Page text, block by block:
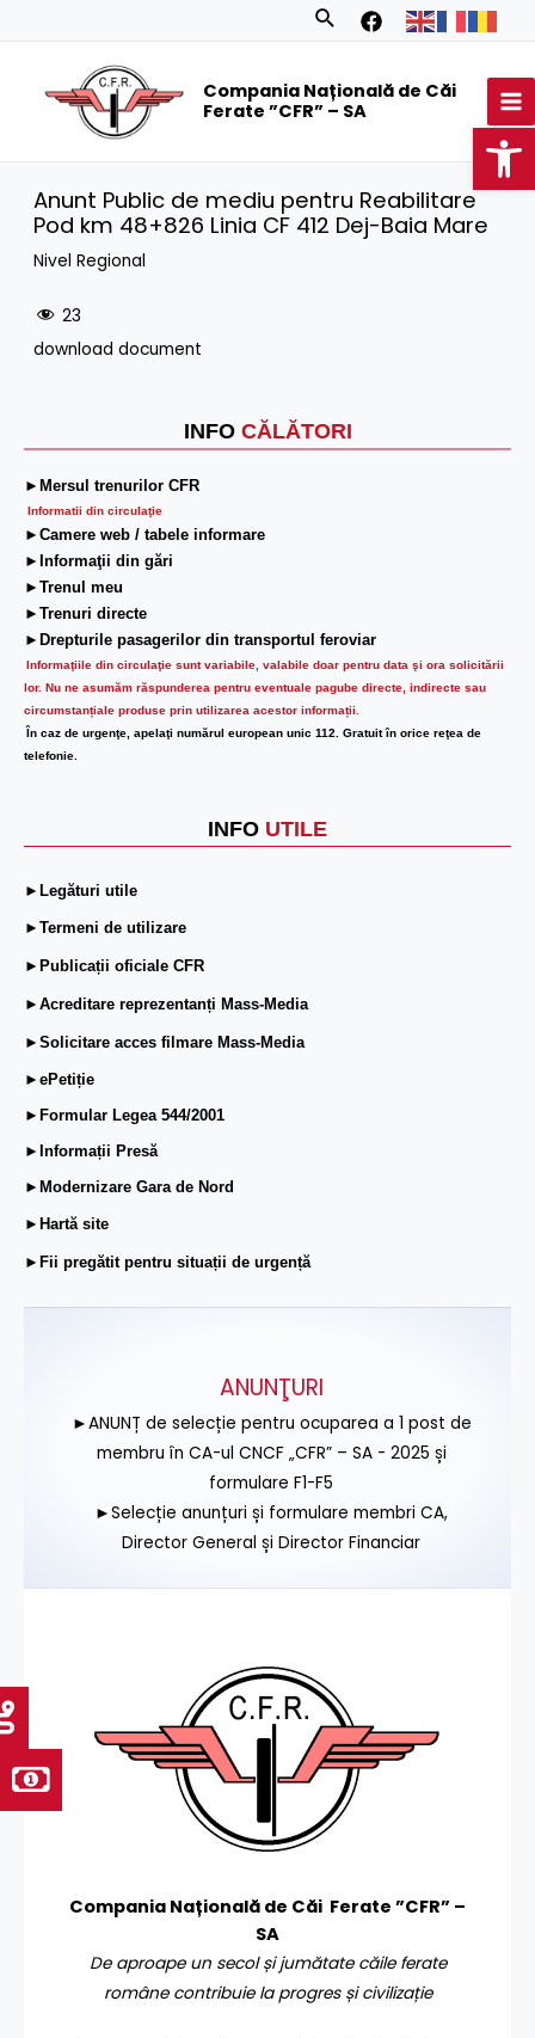
Search
Compania Națională de Căi
Ferate ”CFR” – SA
INFO CĂLĂTORI
►Mersul trenurilor CFR
Informatii din circulaţie
►Camere web / tabele informare
►Informaţii din gări
►Trenul meu
►Trenuri directe
►Drepturile pasagerilor din transportul feroviar
Informaţiile din circulaţie sunt variabile, valabile doar pentru data şi ora solicitării
lor. Nu ne asumăm răspunderea pentru eventuale pagube directe, indirecte sau
circumstanțiale produse prin utilizarea acestor informații.
În caz de urgenţe, apelaţi numărul european unic 112. Gratuit în orice reţea de
telefonie.
INFO UTILE
►Legături utile
►Termeni de utilizare
►Publicații oficiale CFR
►Acreditare reprezentanți Mass-Media
►Solicitare acces filmare Mass-Media
►ePetiție
►Formular Legea 544/2001
►Informații Presă
►Modernizare Gara de Nord
►Hartă site
►Fii pregătit pentru situații de urgență
Anunt Public de mediu pentru Reabilitare
Pod km 48+826 Linia CF 412 Dej-Baia Mare
Nivel Regional
23
download document
ANUNŢURI
►ANUNȚ de selecție pentru ocuparea a 1 post de
membru în CA-ul CNCF „CFR” – SA - 2025 și
formulare F1-F5
►Selecție anunțuri și formulare membri CA,
Director General și Director Financiar
Compania Națională de Căi Ferate ”CFR” –
SA
De aproape un secol și jumătate căile ferate
române contribuie la progres și civilizație